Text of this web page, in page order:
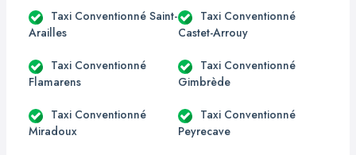
Taxi Conventionné Saint-
Arailles
Taxi Conventionné
Castet-Arrouy
Taxi Conventionné
Flamarens
Taxi Conventionné
Gimbrède
Taxi Conventionné
Miradoux
Taxi Conventionné
Peyrecave